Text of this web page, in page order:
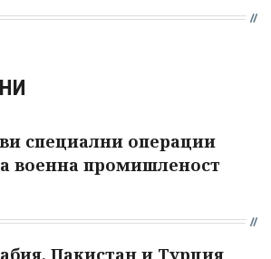
специални операции
военна промишленост